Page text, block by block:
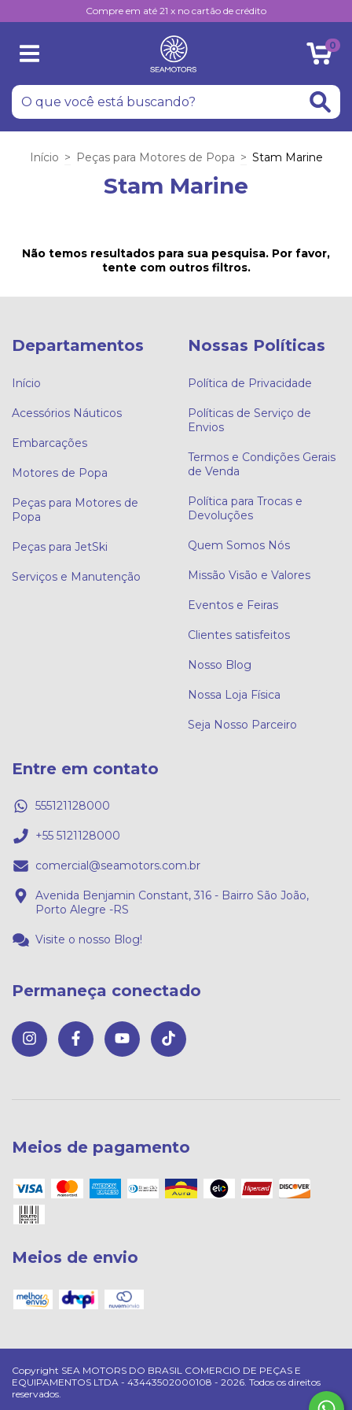
Compre em até 21 x no cartão de crédito
0
Início > Peças para Motores de Popa > Stam Marine
Stam Marine
Não temos resultados para sua pesquisa. Por favor,
tente com outros filtros.
Departamentos
Início
Acessórios Náuticos
Embarcações
Motores de Popa
Peças para Motores de
Popa
Peças para JetSki
Serviços e Manutenção
Nossas Políticas
Política de Privacidade
Políticas de Serviço de
Envios
Termos e Condições Gerais
de Venda
Política para Trocas e
Devoluções
Quem Somos Nós
Missão Visão e Valores
Eventos e Feiras
Clientes satisfeitos
Nosso Blog
Nossa Loja Física
Seja Nosso Parceiro
Entre em contato
555121128000
+55 5121128000
comercial@seamotors.com.br
Avenida Benjamin Constant, 316 - Bairro São João,
Porto Alegre -RS
Visite o nosso Blog!
Permaneça conectado
Meios de pagamento
Meios de envio
Copyright SEA MOTORS DO BRASIL COMERCIO DE PEÇAS E
EQUIPAMENTOS LTDA - 43443502000108 - 2026. Todos os direitos
reservados.